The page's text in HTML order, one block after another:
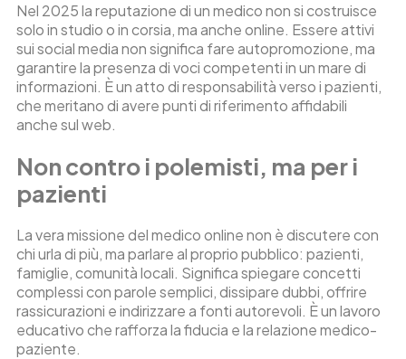
Nel 2025 la reputazione di un medico non si costruisce
solo in studio o in corsia, ma anche online. Essere attivi
sui social media non significa fare autopromozione, ma
garantire la presenza di voci competenti in un mare di
informazioni. È un atto di responsabilità verso i pazienti,
che meritano di avere punti di riferimento affidabili
anche sul web.
Non contro i polemisti, ma per i
pazienti
La vera missione del medico online non è discutere con
chi urla di più, ma parlare al proprio pubblico: pazienti,
famiglie, comunità locali. Significa spiegare concetti
complessi con parole semplici, dissipare dubbi, offrire
rassicurazioni e indirizzare a fonti autorevoli. È un lavoro
educativo che rafforza la fiducia e la relazione medico-
paziente.